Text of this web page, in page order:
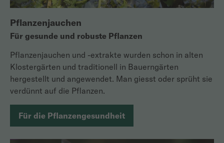
Pflanzenjauchen
Für gesunde und robuste Pflanzen
Pflanzenjauchen und -extrakte wurden schon in alten
Klostergärten und traditionell in Bauerngärten
hergestellt und angewendet. Man giesst oder sprüht sie
verdünnt auf die Pflanzen.
Für die Pflanzengesundheit